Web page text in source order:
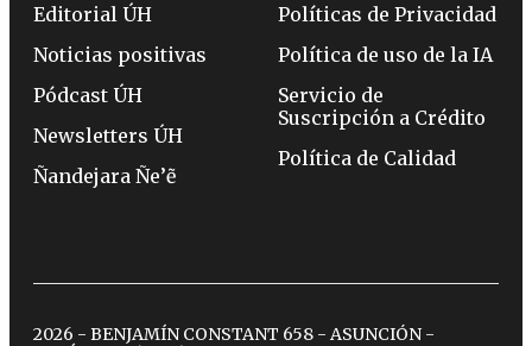
Editorial ÚH
Noticias positivas
Pódcast ÚH
Newsletters ÚH
Ñandejara Ñe’ẽ
Políticas de Privacidad
Política de uso de la IA
Servicio de
Suscripción a Crédito
Política de Calidad
2026 - BENJAMÍN CONSTANT 658 - ASUNCIÓN -